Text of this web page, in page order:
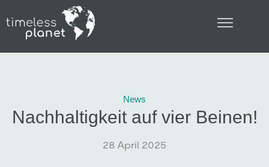
News
Nachhaltigkeit auf vier Beinen!
28 April 2025